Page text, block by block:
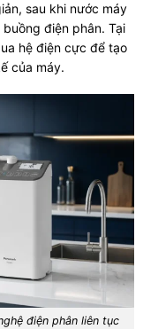
sau khi nước máy
điện phân. Tại
hệ điện cực để tạo
của máy.
điện phân liên tục